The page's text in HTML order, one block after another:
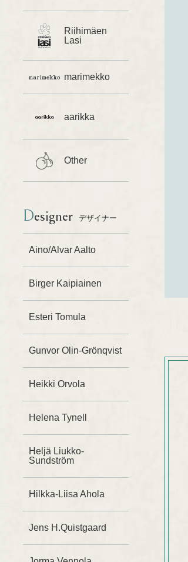
Riihimäen
Lasi
marimekko
aarikka
Other
Designer デザイナー
Aino/Alvar Aalto
Birger Kaipiainen
Esteri Tomula
Gunvor Olin-Grönqvist
Heikki Orvola
Helena Tynell
Heljä Liukko-
Sundström
Hilkka-Liisa Ahola
Jens H.Quistgaard